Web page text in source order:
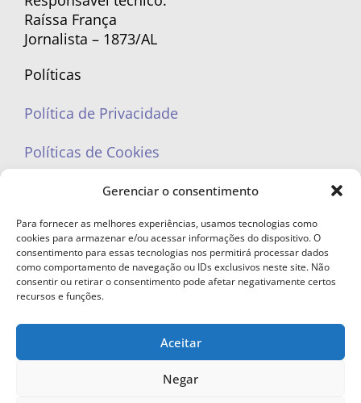
Gerenciar o consentimento
Para fornecer as melhores experiências, usamos tecnologias como
cookies para armazenar e/ou acessar informações do dispositivo. O
consentimento para essas tecnologias nos permitirá processar dados
como comportamento de navegação ou IDs exclusivos neste site. Não
consentir ou retirar o consentimento pode afetar negativamente certos
recursos e funções.
Aceitar
Negar
Raíssa França
Jornalista – 1873/AL
Políticas
Política de Privacidade
Políticas de Cookies
portaleufemea@gmail.com
© Copyright 2023 - Todos os direitos reservados. Proibida cópia total ou
parcial sem autorização.